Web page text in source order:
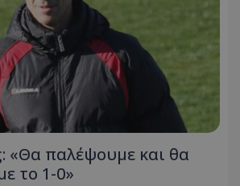
«Θα παλέψουμε και θα
το 1-0»